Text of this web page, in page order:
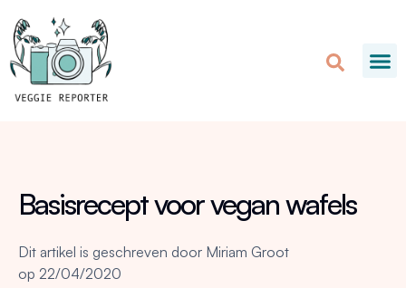
Basisrecept voor vegan wafels
Dit artikel is geschreven door Miriam Groot
op 22/04/2020